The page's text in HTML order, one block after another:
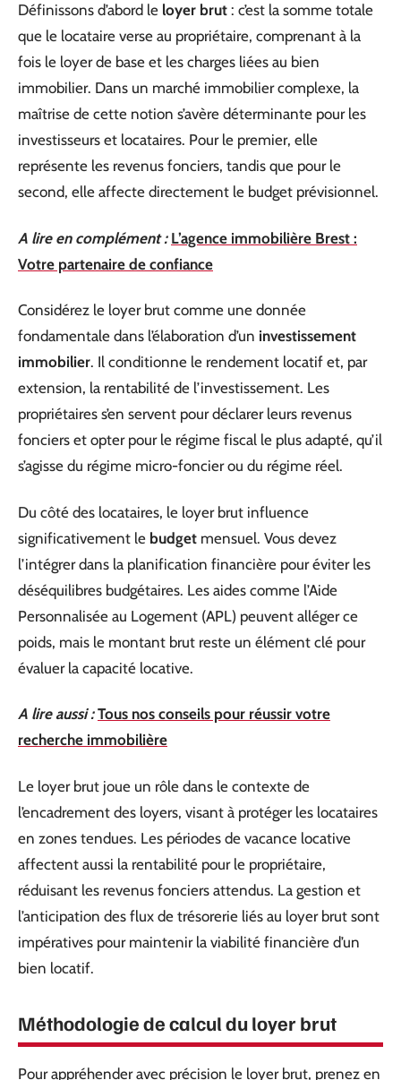
Définissons d’abord le loyer brut : c’est la somme totale
que le locataire verse au propriétaire, comprenant à la
fois le loyer de base et les charges liées au bien
immobilier. Dans un marché immobilier complexe, la
maîtrise de cette notion s’avère déterminante pour les
investisseurs et locataires. Pour le premier, elle
représente les revenus fonciers, tandis que pour le
second, elle affecte directement le budget prévisionnel.
A lire en complément : L’agence immobilière Brest :
Votre partenaire de confiance
Considérez le loyer brut comme une donnée
fondamentale dans l’élaboration d’un investissement
immobilier. Il conditionne le rendement locatif et, par
extension, la rentabilité de l’investissement. Les
propriétaires s’en servent pour déclarer leurs revenus
fonciers et opter pour le régime fiscal le plus adapté, qu’il
s’agisse du régime micro-foncier ou du régime réel.
Du côté des locataires, le loyer brut influence
significativement le budget mensuel. Vous devez
l’intégrer dans la planification financière pour éviter les
déséquilibres budgétaires. Les aides comme l’Aide
Personnalisée au Logement (APL) peuvent alléger ce
poids, mais le montant brut reste un élément clé pour
évaluer la capacité locative.
A lire aussi : Tous nos conseils pour réussir votre
recherche immobilière
Le loyer brut joue un rôle dans le contexte de
l’encadrement des loyers, visant à protéger les locataires
en zones tendues. Les périodes de vacance locative
affectent aussi la rentabilité pour le propriétaire,
réduisant les revenus fonciers attendus. La gestion et
l’anticipation des flux de trésorerie liés au loyer brut sont
impératives pour maintenir la viabilité financière d’un
bien locatif.
Méthodologie de calcul du loyer brut
Pour appréhender avec précision le loyer brut, prenez en